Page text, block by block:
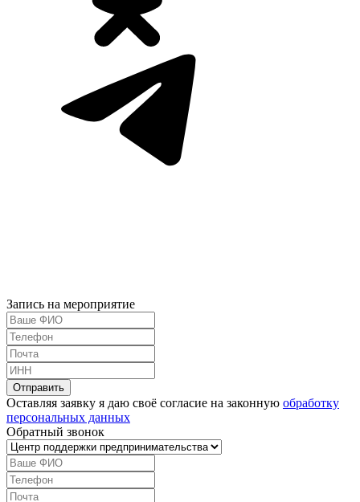
Запись на мероприятие
Оставляя заявку я даю своё согласие на законную обработку
персональных данных
Обратный звонок